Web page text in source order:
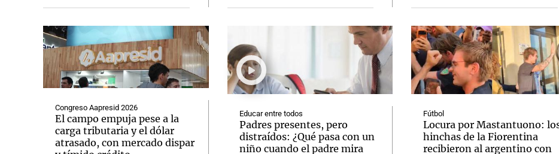
Congreso Aapresid 2026
El campo empuja pese a la
carga tributaria y el dólar
atrasado, con mercado dispar
Educar entre todos
Padres presentes, pero
distraídos: ¿Qué pasa con un
niño cuando el padre mira
Fútbol
Locura por Mastantuono:
hinchas de la Fiorentina
recibieron al argentino con
Notas Notas Notas